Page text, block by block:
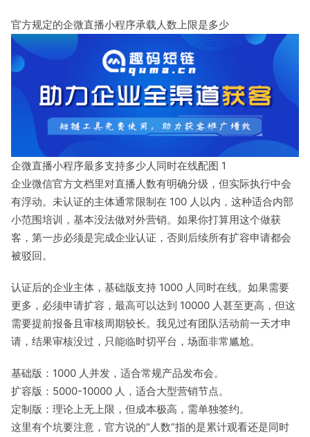
官方规定的企微直播小程序承载人数上限是多少
企微直播小程序最多支持多少人同时在线配图 1
企业微信官方文档里对直播人数有明确分级，但实际执行中会
有浮动。未认证的主体通常限制在 100 人以内，这种适合内部
小范围培训，基本没法做对外营销。如果你打算用这个做获
客，第一步必须是完成企业认证，否则后续所有扩容申请都会
被驳回。
认证后的企业主体，基础版支持 1000 人同时在线。如果需要
更多，必须申请扩容，最高可以达到 10000 人甚至更高，但这
需要提前报备且审核周期较长。我见过有团队活动前一天才申
请，结果审核没过，只能临时切平台，场面非常尴尬。
基础版：1000 人并发，适合常规产品发布会。
扩容版：5000-10000 人，适合大型营销节点。
定制版：理论上无上限，但成本极高，需单独签约。
这里有个坑要注意，官方说的“人数”指的是累计观看还是同时